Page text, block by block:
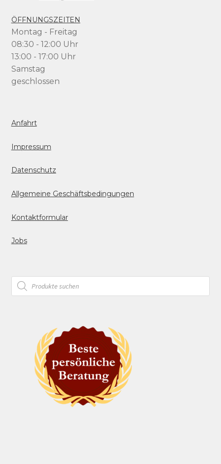
ÖFFNUNGSZEITEN
Montag - Freitag
08:30 - 12:00 Uhr
13:00 - 17:00 Uhr
Samstag
geschlossen
Anfahrt
Impressum
Datenschutz
Allgemeine Geschäftsbedingungen
Kontaktformular
Jobs
Products
search